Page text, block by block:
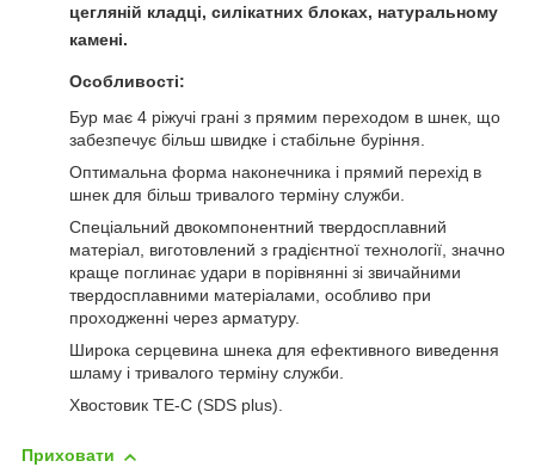
цегляній кладці, силікатних блоках, натуральному
камені.
Особливості:
Бур має 4 ріжучі грані з прямим переходом в шнек, що
забезпечує більш швидке і стабільне буріння.
Оптимальна форма наконечника і прямий перехід в
шнек для більш тривалого терміну служби.
Спеціальний двокомпонентний твердосплавний
матеріал, виготовлений з градієнтної технології, значно
краще поглинає удари в порівнянні зі звичайними
твердосплавними матеріалами, особливо при
проходженні через арматуру.
Широка серцевина шнека для ефективного виведення
шламу і тривалого терміну служби.
Хвостовик TE-C (SDS plus).
Приховати